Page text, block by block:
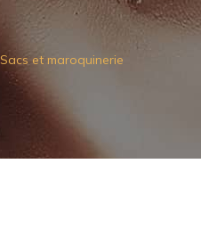
Sacs et maroquinerie